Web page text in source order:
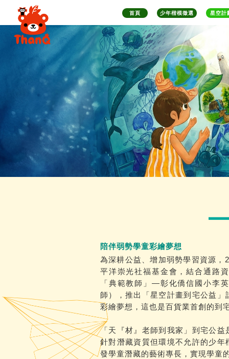
首頁 少年楷模徵選 星空計
陪伴弱勢學童彩繪夢想
為深耕公益、增加弱勢學習資源，
平洋崇光社福基金會，結合通路
「典範教師」—彰化僑信國小李
師），推出「星空計畫到宅公益
彩繪夢想，這也是百貨業首創的到
「天『材』老師到我家」到宅公
針對潛藏資質但環境不允許的少
發學童潛藏的藝術專長，實現學童